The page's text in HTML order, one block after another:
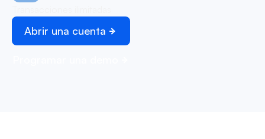
Abrir una cuenta